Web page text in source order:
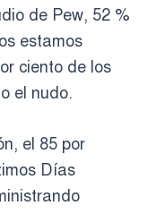
de Pew, 52 %
estamos
ciento de los
el nudo.
el 85 por
Días